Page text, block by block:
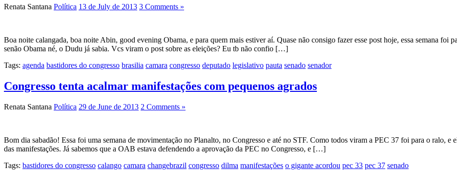
Renata Santana Política 13 de July de 2013 3 Comments »
Boa noite calangada, boa noite Abin, good evening Obama, e para quem mais estiver aí. Quase não consigo fazer esse post hoje, essa semana foi
senão Obama né, o Dudu já sabia. Vcs viram o post sobre as eleições? Eu tb não confio […]
Tags: agenda bastidores do congresso brasilia camara congresso deputado legislativo pauta senado senador
Congresso tenta acalmar manifestações com pequenos agrados
Renata Santana Política 29 de June de 2013 2 Comments »
Bom dia sabadão! Essa foi uma semana de movimentação no Planalto, no Congresso e até no STF. Como todos viram a PEC 37 foi para o ralo, e
das manifestações. Já sabemos que a OAB estava defendendo a aprovação da PEC no Congresso, e […]
Tags: bastidores do congresso calango camara changebrazil congresso dilma manifestações o gigante acordou pec 33 pec 37 senado